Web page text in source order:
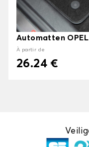
Automatten OPEL
À partir de
26.24 €